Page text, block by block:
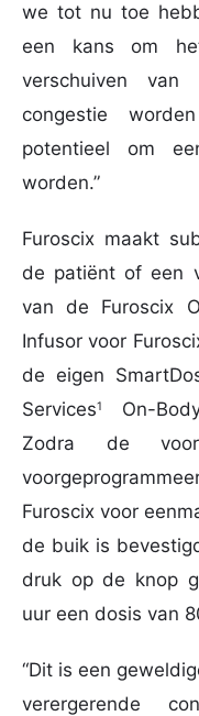
we tot nu toe
een kans om
verschuiven van
congestie
potentieel om
worden.”
Furoscix maakt
de patiënt of een
van de Furoscix
Infusor voor
de eigen
Services1
On-
Zodra de
Furoscix voor
de buik is
druk op de knop
uur een dosis van
“Dit is een
verergerende